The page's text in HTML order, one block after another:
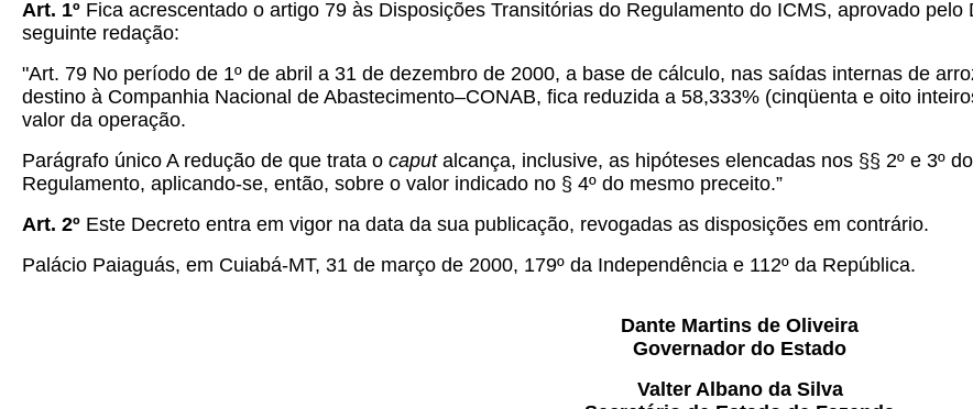
Art. 1º Fica acrescentado o artigo 79 às Disposições Transitórias do Regulamento do ICMS, aprovado
seguinte redação:
"Art. 79 No período de 1º de abril a 31 de dezembro de 2000, a base de cálculo, nas saídas internas de
destino à Companhia Nacional de Abastecimento–CONAB, fica reduzida a 58,333% (cinqüenta e oito
valor da operação.
Parágrafo único A redução de que trata o caput alcança, inclusive, as hipóteses elencadas nos §§ 2º e 3º
Regulamento, aplicando-se, então, sobre o valor indicado no § 4º do mesmo preceito.”
Art. 2º Este Decreto entra em vigor na data da sua publicação, revogadas as disposições em contrário.
Palácio Paiaguás, em Cuiabá-MT, 31 de março de 2000, 179º da Independência e 112º da República.
Dante Martins de Oliveira
Governador do Estado
Valter Albano da Silva